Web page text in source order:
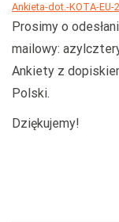
Ankieta-dot.-KOTA-EU-2
Prosimy o
mailowy:
Ankiety z
Polski.
Dziękujemy!